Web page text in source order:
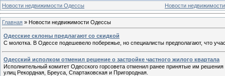
Новости недвижимости Одессы
Новости
Главная » Новости недвижимости Одессы
Одесские склоны предлагают со скидкой
С молотка. В Одессе подешевело побережье, но специалисты предполагают, что
Одесский исполком отменил решение о застройке частного жилого квартала
Исполнительный комитет Одесского горсовета отменил ранее принятые им
улиц Рекордная, Бреуса, Спартаковская и Пригородная.